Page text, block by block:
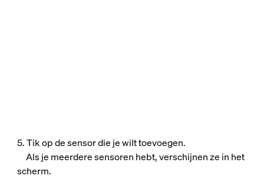
5. Tik op de sensor die je wilt toevoegen.
Als je meerdere sensoren hebt, verschijnen ze in het
scherm.